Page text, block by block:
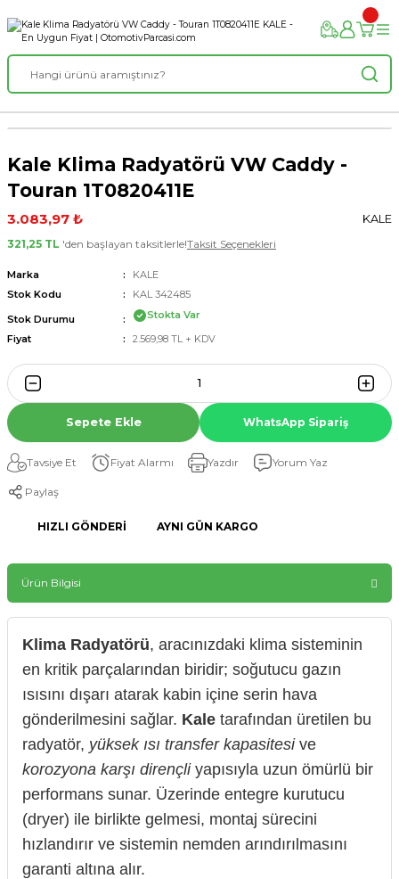
Kale Klima Radyatörü VW Caddy -
Touran 1T0820411E
3.083,97 ₺
KALE
321,25 TL 'den başlayan taksitlerle!Taksit Seçenekleri
Marka
KALE
Stok Kodu
KAL 342485
Stok Durumu
Stokta Var
Fiyat
2.569,98 TL + KDV
Sepete Ekle WhatsApp Sipariş
Tavsiye Et Fiyat Alarmı Yazdır Yorum Yaz
Paylaş
HIZLI GÖNDERI AYNI GÜN KARGO
Ürün Bilgisi
Klima Radyatörü, aracınızdaki klima sisteminin
en kritik parçalarından biridir; soğutucu gazın
ısısını dışarı atarak kabin içine serin hava
gönderilmesini sağlar. Kale tarafından üretilen bu
radyatör, yüksek ısı transfer kapasitesive
korozyona karşı dirençliyapısıyla uzun ömürlü bir
performans sunar. Üzerinde entegre kurutucu
(dryer) ile birlikte gelmesi, montaj sürecini
hızlandırır ve sistemin nemden arındırılmasını
garanti altına alır.